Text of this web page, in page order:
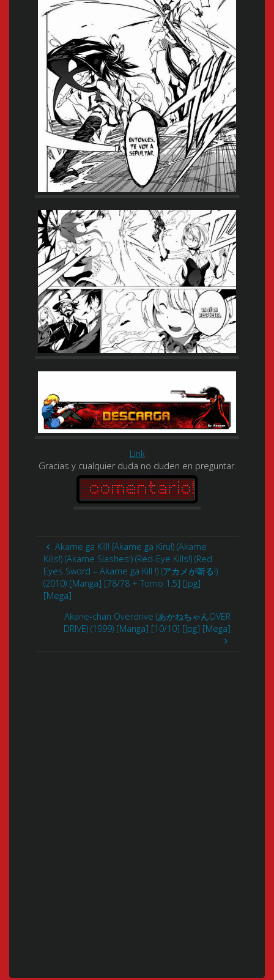
Link
Gracias y cualquier duda no duden en preguntar.
Akame ga Kill! (Akame ga Kiru!) (Akame
Kills!) (Akame Slashes!) (Red-Eye Kills!) (Red
Eyes Sword – Akame ga Kill !) (アカメが斬る!)
(2010) [Manga] [78/78 + Tomo 1.5] [Jpg]
[Mega]
Akane-chan Overdrive (あかねちゃんOVER
DRIVE) (1999) [Manga] [10/10] [Jpg] [Mega]